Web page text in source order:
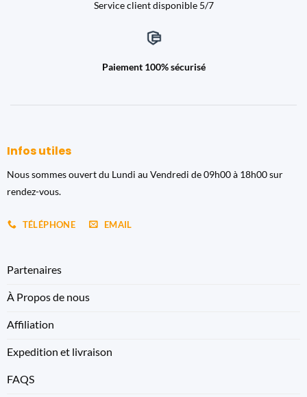
Service client disponible 5/7
Paiement 100% sécurisé
Infos utiles
Nous sommes ouvert du Lundi au Vendredi de 09h00 à 18h00 sur
rendez-vous.
TÉLÉPHONE EMAIL
Partenaires
À Propos de nous
Affiliation
Expedition et livraison
FAQS